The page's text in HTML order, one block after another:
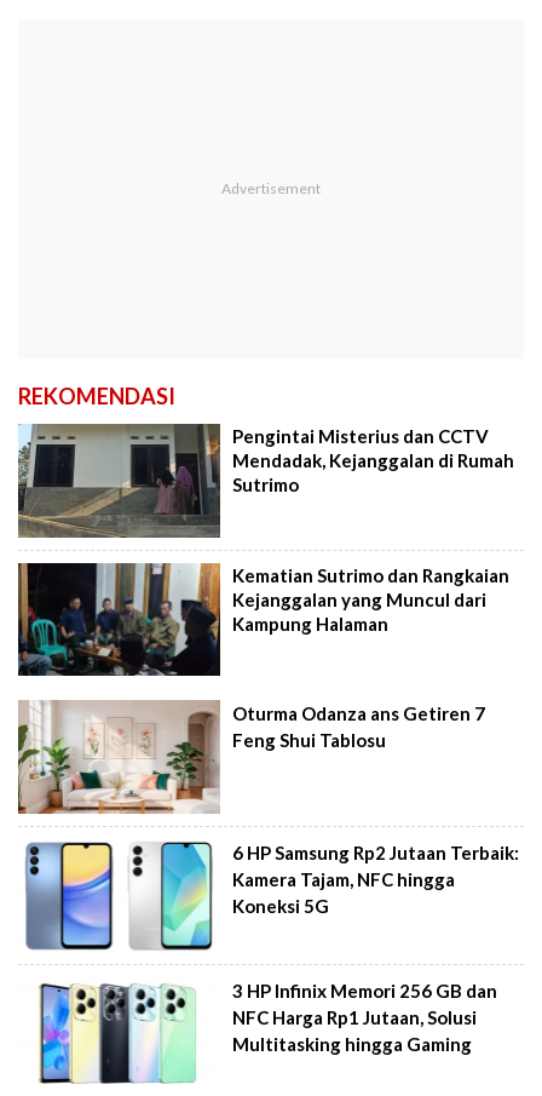
REKOMENDASI
Pengintai Misterius dan CCTV
Mendadak, Kejanggalan di Rumah
Sutrimo
Kematian Sutrimo dan Rangkaian
Kejanggalan yang Muncul dari
Kampung Halaman
Oturma Odanza ans Getiren 7
Feng Shui Tablosu
6 HP Samsung Rp2 Jutaan Terbaik:
Kamera Tajam, NFC hingga
Koneksi 5G
3 HP Infinix Memori 256 GB dan
NFC Harga Rp1 Jutaan, Solusi
Multitasking hingga Gaming